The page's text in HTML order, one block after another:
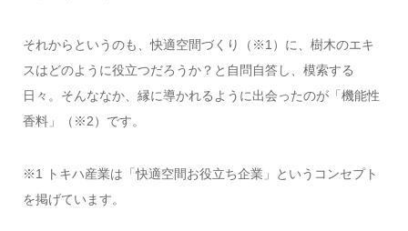
それからというのも、快適空間づくり（※1）に、樹木のエキ
スはどのように役立つだろうか？と自問自答し、模索する
日々。そんななか、縁に導かれるように出会ったのが「機能性
香料」（※2）です。
※1 トキハ産業は「快適空間お役立ち企業」というコンセプト
を掲げています。